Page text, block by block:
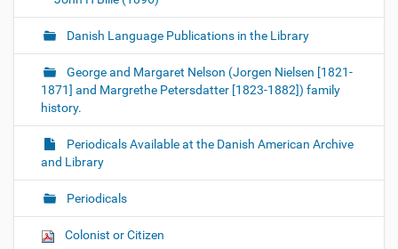
Danish Language Publications in the Library
George and Margaret Nelson (Jorgen Nielsen [1821-
1871] and Margrethe Petersdatter [1823-1882]) family
history.
Periodicals Available at the Danish American Archive
and Library
Periodicals
Colonist or Citizen